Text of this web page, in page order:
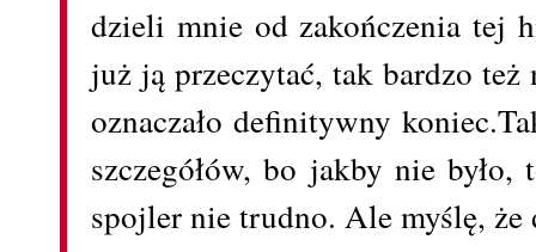
dzieli mnie od zakończenia tej
już ją przeczytać, tak bardzo
oznaczało definitywny koniec.
szczegółów, bo jakby nie
spojler nie trudno. Ale myślę, że